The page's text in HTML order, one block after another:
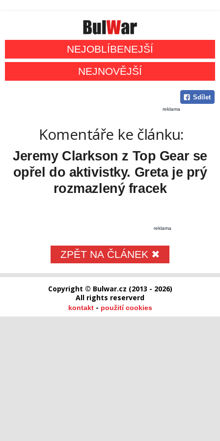
NEJOBLÍBENEJŠÍ
NEJNOVĚJŠÍ
Sdílet
reklama
Komentáře ke článku:
Jeremy Clarkson z Top Gear se
opřel do aktivistky. Greta je prý
rozmazlený fracek
reklama
ZPĚT NA ČLÁNEK ✖
Copyright © Bulwar.cz (2013 - 2026)
All rights reserverd
kontakt- použití cookies